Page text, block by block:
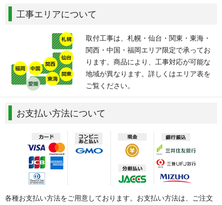
工事エリアについて
取付工事は、札幌・仙台・関東・東海・
関西・中国・福岡エリア限定で承ってお
ります。商品により、工事対応が可能な
地域が異なります。詳しくはエリア表を
ご覧ください。
お支払い方法について
各種お支払い方法をご用意しております。お支払い方法は、ご注文